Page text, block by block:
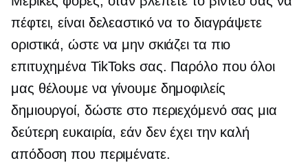
πέφτει, είναι δελεαστικό να το διαγράψετε
οριστικά, ώστε να μην σκιάζει τα πιο
επιτυχημένα TikToks σας. Παρόλο που όλοι
μας θέλουμε να γίνουμε δημοφιλείς
δημιουργοί, δώστε στο περιεχόμενό σας μια
δεύτερη ευκαιρία, εάν δεν έχει την καλή
απόδοση που περιμένατε.